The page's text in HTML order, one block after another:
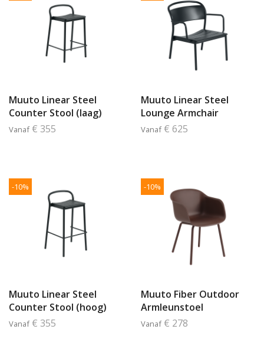
Muuto Linear Steel
Counter Stool (laag)
Vanaf € 355
Muuto Linear Steel
Lounge Armchair
Vanaf € 625
-10%
Muuto Linear Steel
Counter Stool (hoog)
Vanaf € 355
-10%
Muuto Fiber Outdoor
Armleunstoel
Vanaf € 278